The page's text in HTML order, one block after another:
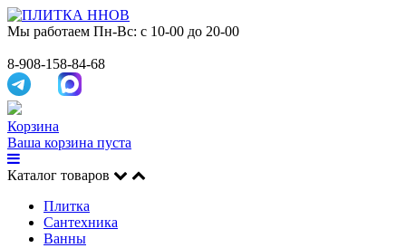
Мы работаем Пн-Вс: с 10-00 до 20-00
8-908-158-84-68
Корзина
Ваша корзина пуста
Каталог товаров
Плитка
Сантехника
Ванны